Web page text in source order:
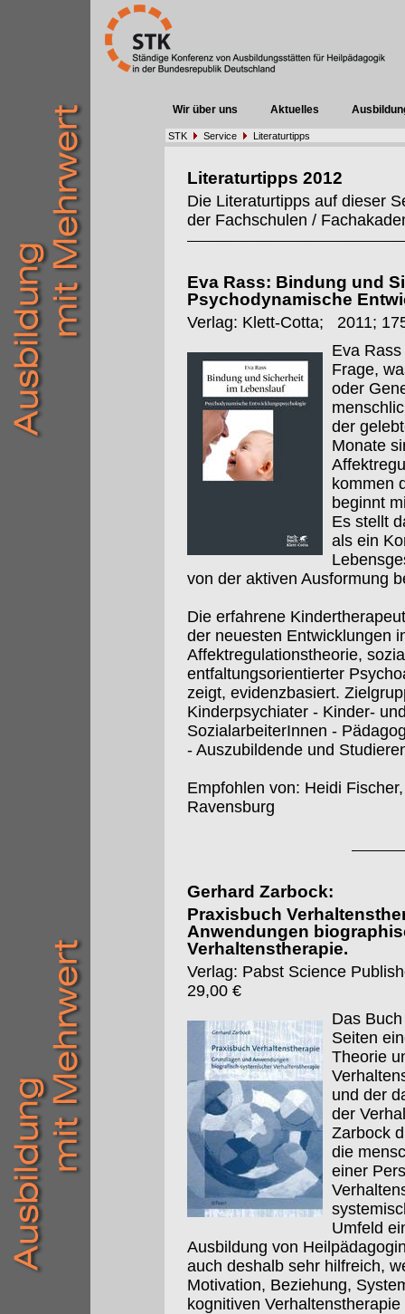
Wir über uns Aktuelles
STK Service Literaturtipps
Literaturtipps 2012
Die Literaturtipps auf dieser
der Fachschulen /
Eva Rass: Bindung und
Psychodynamische
Verlag: Klett-Cotta; 2011;
Eva
Frage,
oder
der
Monate
kommen
beginnt
Es stellt
als ein
von der aktiven Ausformung
Die erfahrene
der neuesten Entwicklungen
Affektregulationstheorie,
entfaltungsorientierter
zeigt, evidenzbasiert.
Kinderpsychiater - Kinder-
SozialarbeiterInnen -
- Auszubildende und
Empfohlen von: Heidi
Ravensburg
Gerhard Zarbock:
Praxisbuch
Anwendungen
Verhaltenstherapie.
Verlag: Pabst Science
29,00 €
Das
Seiten
Theorie
und der
der
Zarbock
die
einer
Umfeld
Ausbildung von
auch deshalb sehr hilfreich,
Motivation, Beziehung,
kognitiven